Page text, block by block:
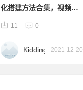
化搭建方法合集，视频源
另有法拉利，宝马造型方
法附赠，学习进阶必备材
11 0
Kidding 2021-12-20